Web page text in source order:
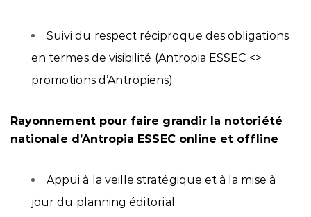
Suivi du respect réciproque des obligations
en termes de visibilité (Antropia ESSEC <>
promotions d’Antropiens)
Rayonnement pour faire grandir la notoriété
nationale d’Antropia ESSEC online et offline
Appui à la veille stratégique et à la mise à
jour du planning éditorial